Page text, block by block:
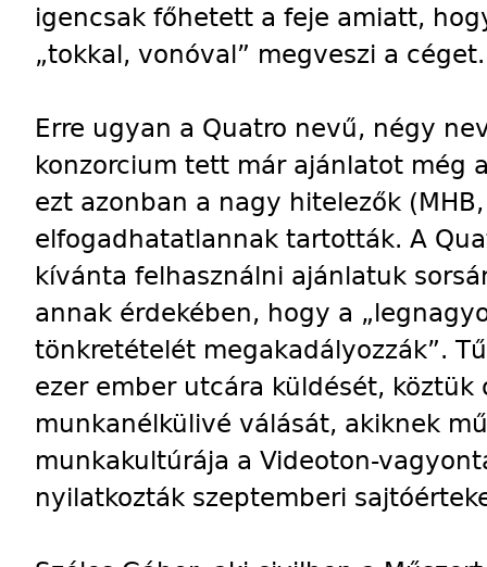
igencsak főhetett a feje amiatt,
„tokkal, vonóval” megveszi a céget.
Erre ugyan a Quatro nevű, négy
konzorcium tett már ajánlatot még
ezt azonban a nagy hitelezők (MHB,
elfogadhatatlannak tartották. A
kívánta felhasználni ajánlatuk
annak érdekében, hogy a
tönkretételét megakadályozzák”.
ezer ember utcára küldését,
munkanélkülivé válását, akiknek
munkakultúrája a Videoton-
nyilatkozták szeptemberi